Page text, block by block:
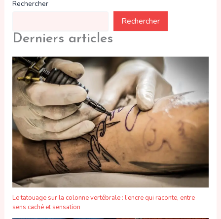
Rechercher
Rechercher
Derniers articles
Le tatouage sur la colonne vertébrale : l’encre qui raconte, entre
sens caché et sensation